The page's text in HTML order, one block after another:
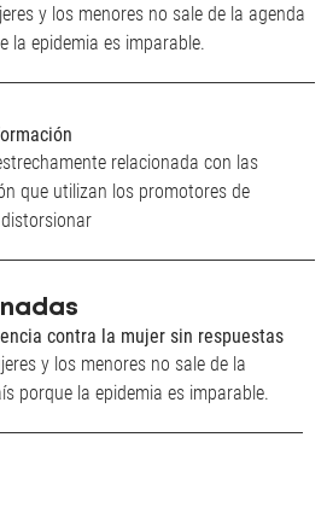
y los menores no sale de la agenda
la epidemia es imparable.
relacionada con las
que utilizan los promotores de
contra la mujer sin respuestas
y los menores no sale de la
porque la epidemia es imparable.